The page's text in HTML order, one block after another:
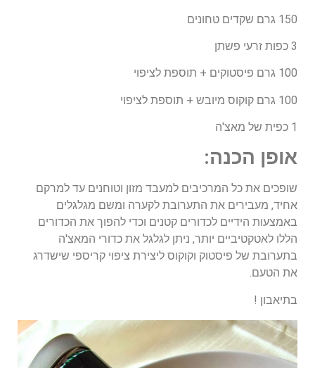
150 גרם שקדים טחונים
3 כפות זרעי פשתן
100 גרם פיסטוקים + תוספת לציפוי
100 גרם קוקוס מיובש + תוספת לציפוי
1 כפית של מאצ'ה
אופן הכנה:
שופכים את כל המרכיבים למעבד מזון וטוחנים עד למרקם
אחיד, מעבירים את התערובת לקערה ומשם מגלגלים
באמצעות הידיים לכדורים קטנים וכדי להפוך את הכדורים
הללו לאטקטיביים יותר, ניתן לגלגל את כדורי המאצ'ה
בתערובת של פיסטוק וקוקוס ליצירת ציפוי קריספי שישדרג
את הטעם.
בתיאבון !